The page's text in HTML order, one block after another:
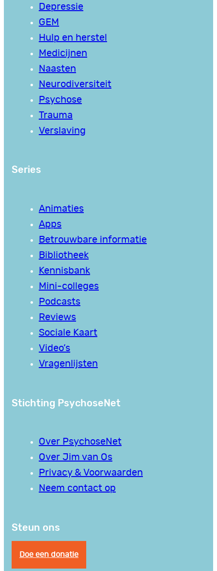
Depressie
GEM
Hulp en herstel
Medicijnen
Naasten
Neurodiversiteit
Psychose
Trauma
Verslaving
Series
Animaties
Apps
Betrouwbare informatie
Bibliotheek
Kennisbank
Mini-colleges
Podcasts
Reviews
Sociale Kaart
Video’s
Vragenlijsten
Stichting PsychoseNet
Over PsychoseNet
Over Jim van Os
Privacy & Voorwaarden
Neem contact op
Steun ons
Doe een donatie